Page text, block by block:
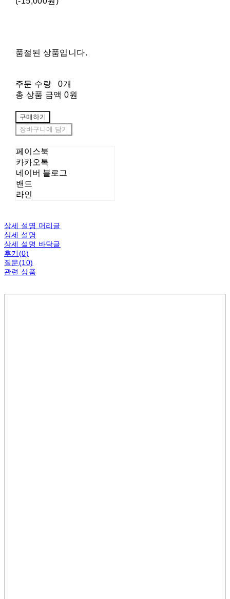
품절된 상품입니다.
주문 수량
0개
총 상품 금액 0원
구매하기
장바구니에 담기
페이스북
카카오톡
네이버 블로그
밴드
라인
상세 설명 머리글
상세 설명
상세 설명 바닥글
후기(0)
질문(10)
관련 상품